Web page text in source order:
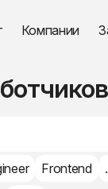
Компании
Frontend